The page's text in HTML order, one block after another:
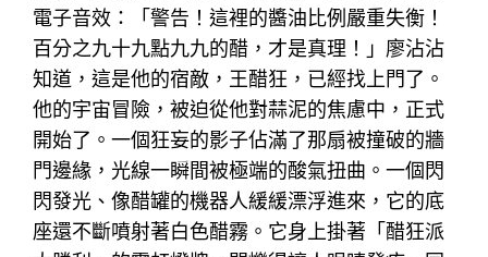
電子音效：「警告！這裡的醬油比例嚴重失衡！
百分之九十九點九九的醋，才是真理！」廖沾沾
知道，這是他的宿敵，王醋狂，已經找上門了。
他的宇宙冒險，被迫從他對蒜泥的焦慮中，正式
開始了。一個狂妄的影子佔滿了那扇被撞破的牆
門邊緣，光線一瞬間被極端的酸氣扭曲。一個閃
閃發光、像醋罐的機器人緩緩漂浮進來，它的底
座還不斷噴射著白色醋霧。它身上掛著「醋狂派